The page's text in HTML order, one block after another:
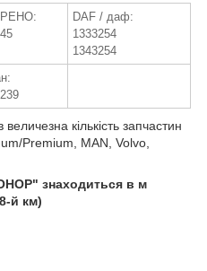
РЕНО:
DAF / даф:
1333254
1343254
величезна кількість запчастин
Premium, MAN, Volvo,
знаходиться в м
й км)